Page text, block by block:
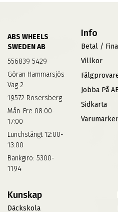
ABS WHEELS
SWEDEN AB
556839 5429
Göran Hammarsjös
Väg 2
19572 Rosersberg
Mån-Fre 08:00-
17:00
Lunchstängt 12:00-
13:00
Bankgiro: 5300-
1194
Info
Betal /
Villkor
Jobba På
Sidkarta
Kunskap
Däckskola